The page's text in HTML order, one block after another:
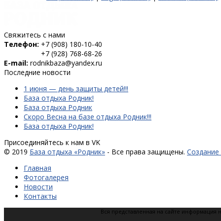
Свяжитесь с нами
Телефон: +7 (908) 180-10-40
+7 (928) 768-68-26
E-mail: rodnikbaza@yandex.ru
Последние новости
1 июня — день защиты детей!!!
База отдыха Родник!
База отдыха Родник
Скоро Весна на базе отдыха Родник!!!
База отдыха Родник!
Присоединяйтесь к нам в VK
© 2019 База отдыха «Родник» - Все права защищены. Создание
Главная
Фотогалерея
Новости
Контакты
Вся представленная на сайте